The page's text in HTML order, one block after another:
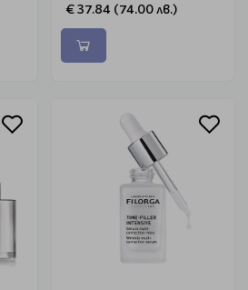
€ 37.84 (74.00 лв.)